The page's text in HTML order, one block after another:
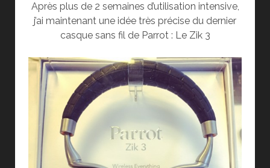
Après plus de 2 semaines d’utilisation intensive,
j’ai maintenant une idée très précise du dernier
casque sans fil de Parrot : Le Zik 3